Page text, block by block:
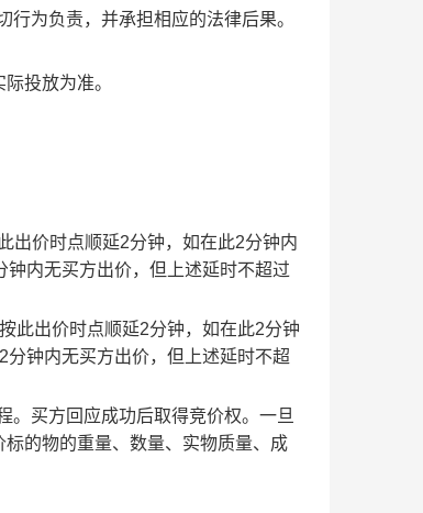
为负责，并承担相应的法律后果。
投放为准。
出价时点顺延2分钟，如在此2分钟内
内无买方出价，但上述延时不超过
此出价时点顺延2分钟，如在此2分钟
钟内无买方出价，但上述延时不超
。买方回应成功后取得竞价权。一旦
的物的重量、数量、实物质量、成